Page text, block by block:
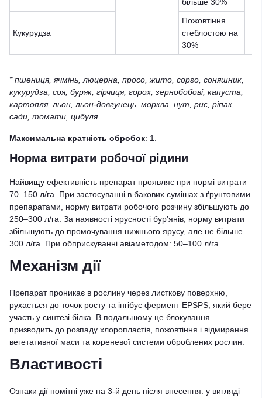
Кукурудза
Пожовтіння
стеблостою на
30%
* пшениця, ячмінь, люцерна, просо, жито, сорго, соняшник,
кукурудза, соя, буряк, гірчиця, горох, зернобобові, капуста,
картопля, льон, льон-довгунець, морква, нут, рис, ріпак,
сади, томати, цибуля
Максимальна кратність обробок: 1.
Норма витрати робочої рідини
Найвищу ефективність препарат проявляє при нормі витрати
70–150 л/га. При застосуванні в бакових сумішах з ґрунтовими
препаратами, норму витрати робочого розчину збільшують до
250–300 л/га. За наявності ярусності бур’янів, норму витрати
збільшують до промочування нижнього ярусу, але не більше
300 л/га. При обприскуванні авіаметодом: 50–100 л/га.
Механізм дії
Препарат проникає в рослину через листкову поверхню,
рухається до точок росту та інгібує фермент EPSPS, який бере
участь у синтезі білка. В подальшому це блокування
призводить до розпаду хлоропластів, пожовтіння і відмирання
вегетативної маси та кореневої системи оброблених рослин.
Властивості
Ознаки дії помітні уже на 3-й день після внесення: у вигляді